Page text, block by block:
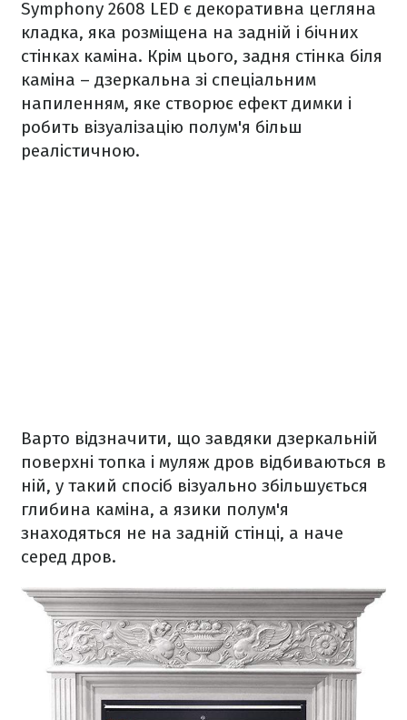
Symphony 2608 LED є декоративна цегляна
кладка, яка розміщена на задній і бічних
стінках каміна. Крім цього, задня стінка біля
каміна – дзеркальна зі спеціальним
напиленням, яке створює ефект димки і
робить візуалізацію полум'я більш
реалістичною.
Варто відзначити, що завдяки дзеркальній
поверхні топка і муляж дров відбиваються в
ній, у такий спосіб візуально збільшується
глибина каміна, а язики полум'я
знаходяться не на задній стінці, а наче
серед дров.